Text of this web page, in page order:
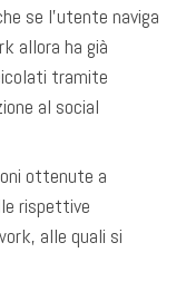
se l’utente naviga
allora ha già
tramite
al social
ottenute a
rispettive
alle quali si